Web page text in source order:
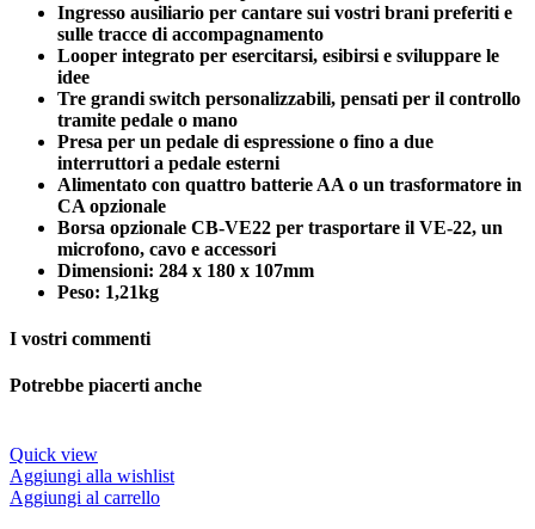
Ingresso ausiliario per cantare sui vostri brani preferiti e
sulle tracce di accompagnamento
Looper integrato per esercitarsi, esibirsi e sviluppare le
idee
Tre grandi switch personalizzabili, pensati per il controllo
tramite pedale o mano
Presa per un pedale di espressione o fino a due
interruttori a pedale esterni
Alimentato con quattro batterie AA o un trasformatore in
CA opzionale
Borsa opzionale CB-VE22 per trasportare il VE-22, un
microfono, cavo e accessori
Dimensioni: 284 x 180 x 107mm
Peso: 1,21kg
I vostri commenti
Potrebbe piacerti anche
Quick view
Aggiungi alla wishlist
Aggiungi al carrello